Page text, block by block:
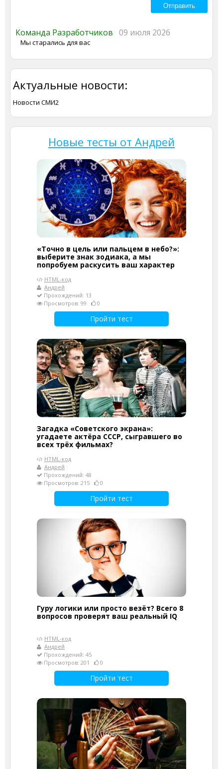
Команда Разработчиков 09 июля 2026
Мы старались для вас
Актуальные новости:
Новости СМИ2
Новые тесты от Андрей
«Точно в цель или пальцем в небо?»:
выберите знак зодиака, а мы
попробуем раскусить ваш характер
HTML-код
Андрей
Прохождений: 13
Просмотров: 99
0
Пройти тест
Загадка «Советского экрана»:
угадаете актёра СССР, сыгравшего во
всех трёх фильмах?
HTML-код
Андрей
Прохождений: 48
Просмотров: 215
0
Пройти тест
Гуру логики или просто везёт? Всего 8
вопросов проверят ваш реальный IQ
HTML-код
Андрей
Прохождений: 45
Просмотров: 201
0
Пройти тест